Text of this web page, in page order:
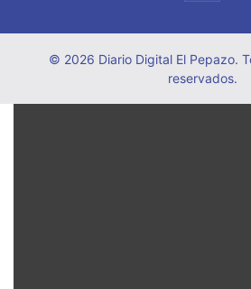
© 2026 Diario Digital El Pepazo.
reservados.